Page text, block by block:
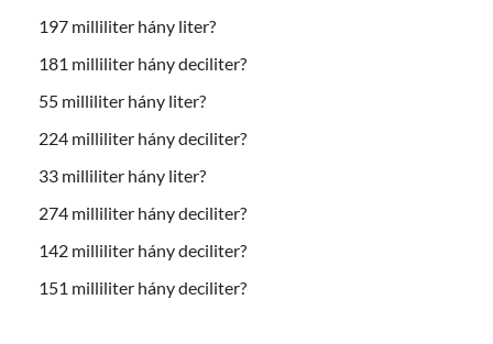
197 milliliter hány liter?
181 milliliter hány deciliter?
55 milliliter hány liter?
224 milliliter hány deciliter?
33 milliliter hány liter?
274 milliliter hány deciliter?
142 milliliter hány deciliter?
151 milliliter hány deciliter?